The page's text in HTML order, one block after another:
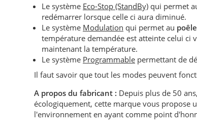
Le système Eco-Stop (StandBy) qui permet
redémarrer lorsque celle ci aura diminué.
Le système Modulation qui permet au
température demandée est atteinte celui ci
maintenant la température.
Le système Programmable permettant de
Il faut savoir que tout les modes peuvent
A propos du fabricant : Depuis plus de 50
écologiquement, cette marque vous propose
l'environnement en ayant comme point